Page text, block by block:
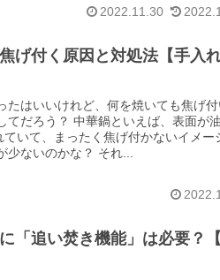
2022.11.30
げ付く原因と対処法【手入
たはいいけれど、何を焼いても焦げ付
てだろう？ 中華鍋といえば、表面が
いて、まったく焦げ付かないイメー
ないのかな？ それ...
「追い焚き機能」は必要？